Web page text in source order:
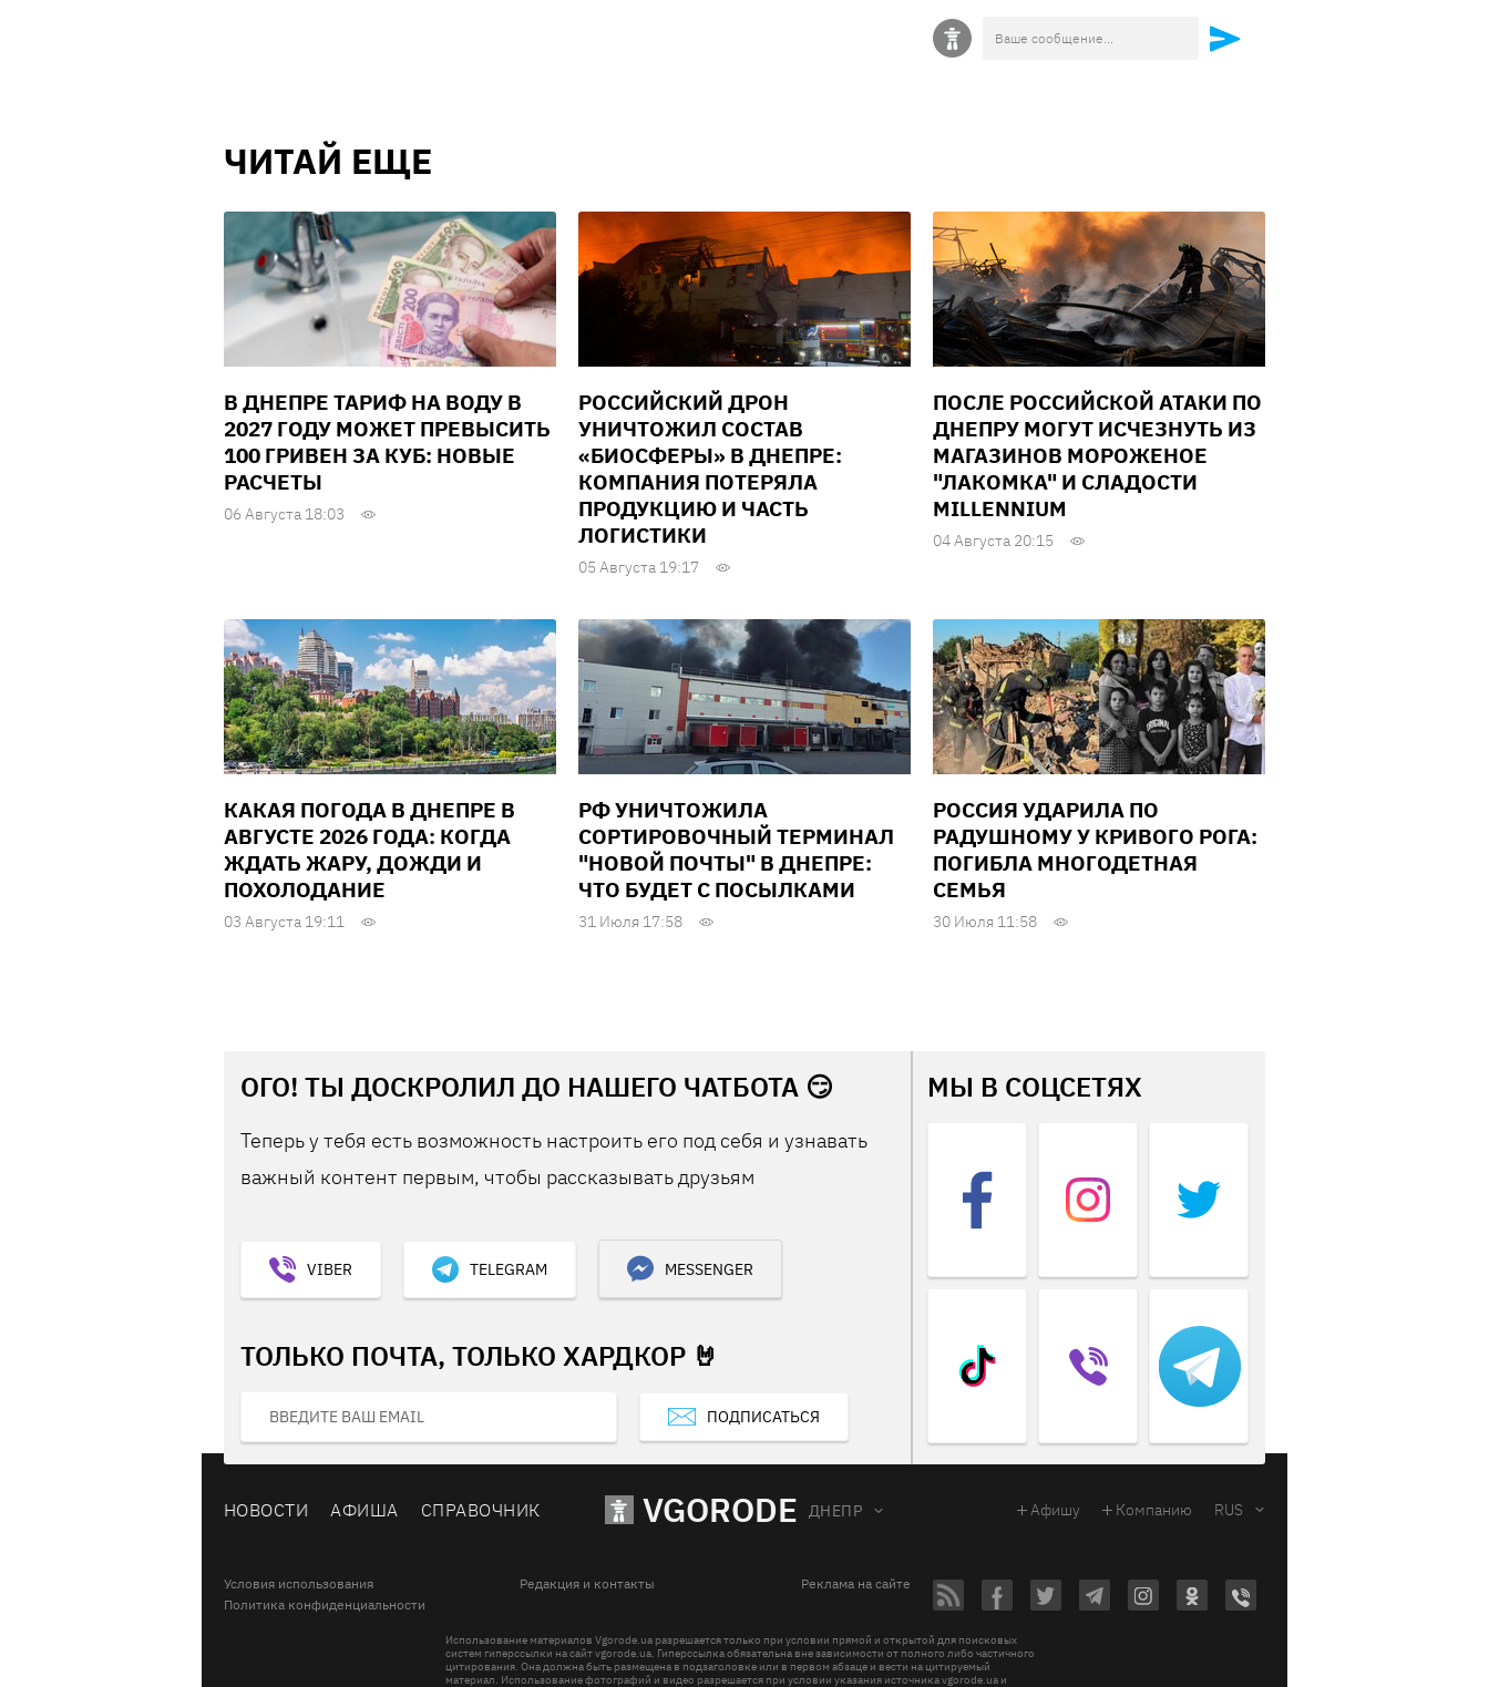
ЧИТАЙ ЕЩЕ
В ДНЕПРЕ ТАРИФ НА ВОДУ В
2027 ГОДУ МОЖЕТ ПРЕВЫСИТЬ
100 ГРИВЕН ЗА КУБ: НОВЫЕ
РАСЧЕТЫ
06 Августа 18:03
РОССИЙСКИЙ ДРОН
УНИЧТОЖИЛ СОСТАВ
«БИОСФЕРЫ» В ДНЕПРЕ:
КОМПАНИЯ ПОТЕРЯЛА
ПРОДУКЦИЮ И ЧАСТЬ
ЛОГИСТИКИ
05 Августа 19:17
ПОСЛЕ РОССИЙСКОЙ АТАКИ ПО
ДНЕПРУ МОГУТ ИСЧЕЗНУТЬ ИЗ
МАГАЗИНОВ МОРОЖЕНОЕ
"ЛАКОМКА" И СЛАДОСТИ
MILLENNIUM
04 Августа 20:15
КАКАЯ ПОГОДА В ДНЕПРЕ В
АВГУСТЕ 2026 ГОДА: КОГДА
ЖДАТЬ ЖАРУ, ДОЖДИ И
ПОХОЛОДАНИЕ
03 Августа 19:11
РФ УНИЧТОЖИЛА
СОРТИРОВОЧНЫЙ ТЕРМИНАЛ
"НОВОЙ ПОЧТЫ" В ДНЕПРЕ:
ЧТО БУДЕТ С ПОСЫЛКАМИ
31 Июля 17:58
РОССИЯ УДАРИЛА ПО
РАДУШНОМУ У КРИВОГО РОГА:
ПОГИБЛА МНОГОДЕТНАЯ
СЕМЬЯ
30 Июля 11:58
ОГО! ТЫ ДОСКРОЛИЛ ДО НАШЕГО ЧАТБОТА 😏
Теперь у тебя есть возможность настроить его под себя и узнавать
важный контент первым, чтобы рассказывать друзьям
VIBER TELEGRAM MESSENGER
ТОЛЬКО ПОЧТА, ТОЛЬКО ХАРДКОР 🤘
ПОДПИСАТЬСЯ
МЫ В СОЦСЕТЯХ
НОВОСТИ АФИША СПРАВОЧНИК VGORODE ДНЕПР Афишу Компанию RUS
Условия использования Редакция и контакты
Реклама на сайте
Политика конфиденциальности
Использование материалов Vgorode.ua разрешается только при условии прямой и открытой для поисковых
систем гиперссылки на сайт vgorode.ua. Гиперссылка обязательна вне зависимости от полного либо частичного
цитирования. Она должна быть размещена в подзаголовке или в первом абзаце и вести на цитируемый
материал. Использование фотографий и видео разрешается при условии указания источника vgorode.ua и